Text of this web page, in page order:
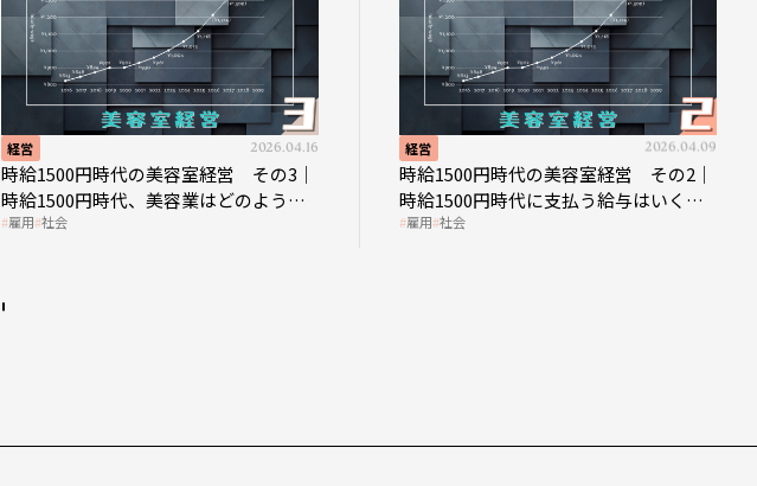
経営 2026.04.16
時給1500円時代の美容室経営 その3｜
時給1500円時代、美容業はどのような
影響を受けるのか？
雇用 社会
経営 2026.04.09
時給1500円時代の美容室経営 その2｜
時給1500円時代に支払う給与はいくら
なのか
雇用 社会